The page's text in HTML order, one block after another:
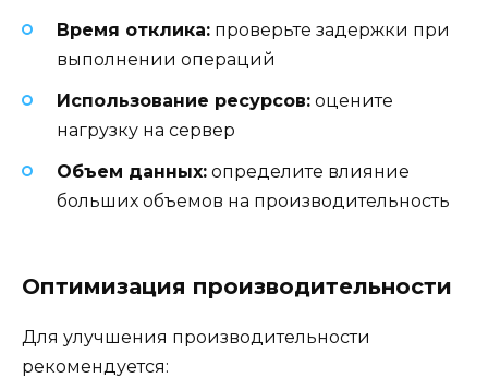
Время отклика: проверьте задержки при
выполнении операций
Использование ресурсов: оцените
нагрузку на сервер
Объем данных: определите влияние
больших объемов на производительность
Оптимизация производительности
Для улучшения производительности
рекомендуется: